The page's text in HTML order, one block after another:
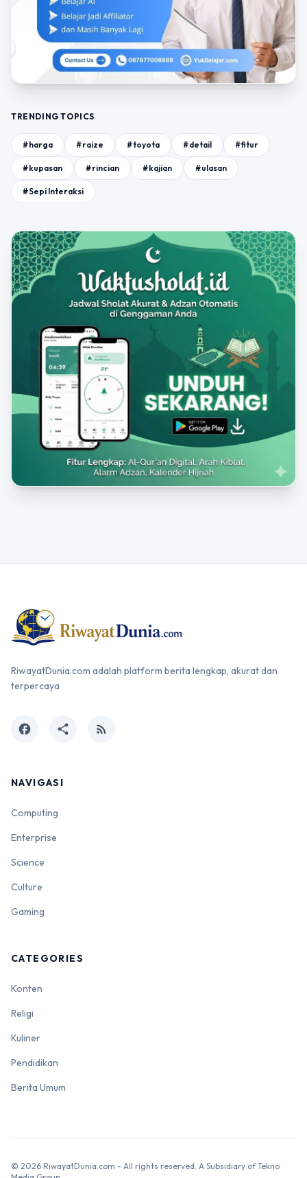
TRENDING TOPICS
#harga #raize #toyota #detail #fitur
#kupasan #rincian #kajian #ulasan
#Sepi Interaksi
RiwayatDunia.com adalah platform berita lengkap, akurat dan
terpercaya
facebook share rss_feed
NAVIGASI
Computing
Enterprise
Science
Culture
Gaming
CATEGORIES
Konten
Religi
Kuliner
Pendidikan
Berita Umum
© 2026 RiwayatDunia.com - All rights reserved. A Subsidiary of Tekno